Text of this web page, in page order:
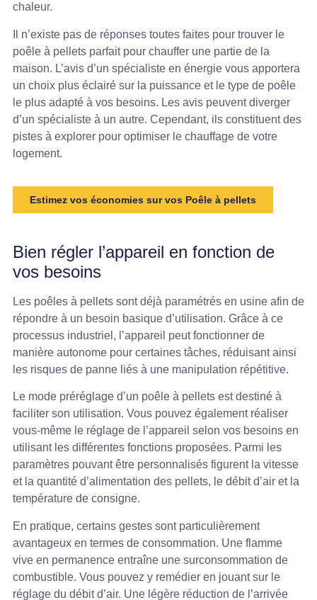
chaleur.
Il n’existe pas de réponses toutes faites pour trouver le
poêle à pellets parfait pour chauffer une partie de la
maison. L’avis d’un spécialiste en énergie vous apportera
un choix plus éclairé sur la puissance et le type de poêle
le plus adapté à vos besoins. Les avis peuvent diverger
d’un spécialiste à un autre. Cependant, ils constituent des
pistes à explorer pour optimiser le chauffage de votre
logement.
Estimez vos économies sur vos Poêle à pellets
Bien régler l’appareil en fonction de
vos besoins
Les poêles à pellets sont déjà paramétrés en usine afin de
répondre à un besoin basique d’utilisation. Grâce à ce
processus industriel, l’appareil peut fonctionner de
manière autonome pour certaines tâches, réduisant ainsi
les risques de panne liés à une manipulation répétitive.
Le mode préréglage d’un poêle à pellets est destiné à
faciliter son utilisation. Vous pouvez également réaliser
vous-même le réglage de l’appareil selon vos besoins en
utilisant les différentes fonctions proposées. Parmi les
paramètres pouvant être personnalisés figurent la vitesse
et la quantité d’alimentation des pellets, le débit d’air et la
température de consigne.
En pratique, certains gestes sont particulièrement
avantageux en termes de consommation. Une flamme
vive en permanence entraîne une surconsommation de
combustible. Vous pouvez y remédier en jouant sur le
réglage du débit d’air. Une légère réduction de l’arrivée